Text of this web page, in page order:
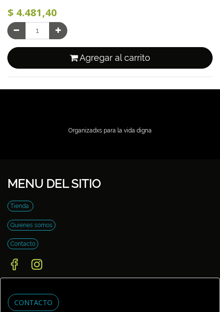
$ 4.481,40
Agregar al carrito
Organizadxs para la vida digna
MENU DEL SITIO
Tienda
Quienes somos
Contacto
CONTACTO